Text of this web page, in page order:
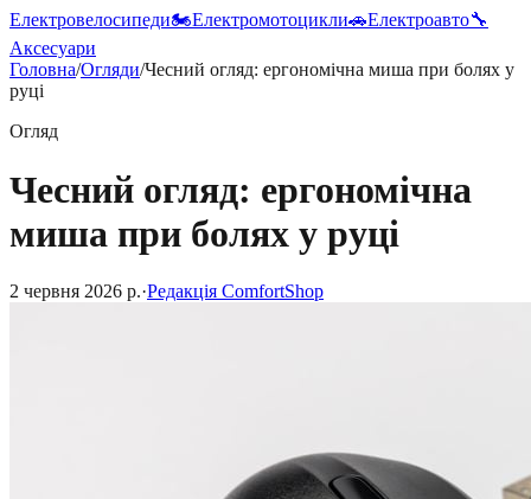
Електровелосипеди🏍️Електромотоцикли🚗Електроавто🔧
Аксесуари
Головна/Огляди/Чесний огляд: ергономічна миша при болях у
руці
Огляд
Чесний огляд: ергономічна
миша при болях у руці
2 червня 2026 р.·Редакція ComfortShop